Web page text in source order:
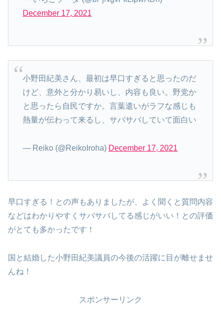
December 17, 2021
小野田紀美さん、最初は早口すぎると思ったのだ
けど、意外と分かり易いし、内容も良い。野党か
と思ったら自民ですか。言葉遣いがラフな感じも
熱量が伝わって来るし、サバサバしていて面白い
— Reiko (@ReikoIroha) December 17, 2021
早口すぎる！との声もありましたが、よく聞くと質問内容
などはわかりやすくサバサバしてる感じがいい！との評価
がとても多かったです！
国と結婚した小野田紀美議員の今後の活躍に目が離せませ
んね！
スポンサーリンク